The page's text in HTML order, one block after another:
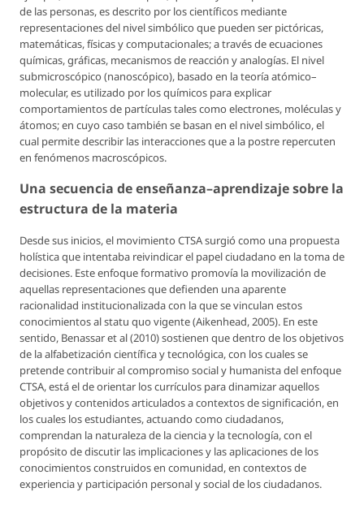
de las personas, es descrito por los científicos mediante
representaciones del nivel simbólico que pueden ser pictóricas,
matemáticas, físicas y computacionales; a través de ecuaciones
químicas, gráficas, mecanismos de reacción y analogías. El nivel
submicroscópico (nanoscópico), basado en la teoría atómico–
molecular, es utilizado por los químicos para explicar
comportamientos de partículas tales como electrones, moléculas y
átomos; en cuyo caso también se basan en el nivel simbólico, el
cual permite describir las interacciones que a la postre repercuten
en fenómenos macroscópicos.
Una secuencia de enseñanza–aprendizaje sobre la
estructura de la materia
Desde sus inicios, el movimiento CTSA surgió como una propuesta
holística que intentaba reivindicar el papel ciudadano en la toma de
decisiones. Este enfoque formativo promovía la movilización de
aquellas representaciones que defienden una aparente
racionalidad institucionalizada con la que se vinculan estos
conocimientos al statu quo vigente (Aikenhead, 2005). En este
sentido, Benassar et al (2010) sostienen que dentro de los objetivos
de la alfabetización científica y tecnológica, con los cuales se
pretende contribuir al compromiso social y humanista del enfoque
CTSA, está el de orientar los currículos para dinamizar aquellos
objetivos y contenidos articulados a contextos de significación, en
los cuales los estudiantes, actuando como ciudadanos,
comprendan la naturaleza de la ciencia y la tecnología, con el
propósito de discutir las implicaciones y las aplicaciones de los
conocimientos construidos en comunidad, en contextos de
experiencia y participación personal y social de los ciudadanos.